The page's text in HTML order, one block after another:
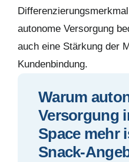
autonome Versorgung
auch eine Stärkung der
Kundenbindung.
Warum
Versorgung
Space mehr
Snack-